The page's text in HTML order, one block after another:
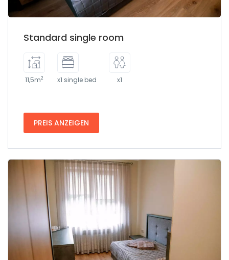
Standard single room
11,5m2 x1 single bed x1
PREIS ANZEIGEN